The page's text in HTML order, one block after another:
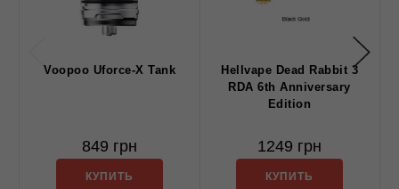
Voopoo Uforce-X Tank
849 грн
КУПИТЬ
Hellvape Dead Rabbit 3
RDA 6th Anniversary
Edition
1249 грн
КУПИТЬ